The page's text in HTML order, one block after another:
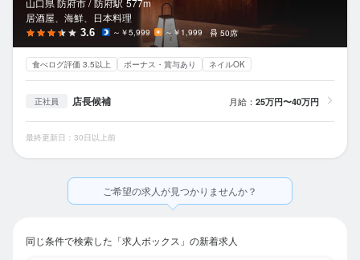
山口県 防府市 / 防府駅 577m
居酒屋、海鮮、日本料理
3.6 ～￥5,999 ～￥1,999 50席
食べログ評価 3.5以上 ボーナス・賞与あり ネイルOK
正社員 店長候補 月給： 25万円〜40万円
最終更新日：30日以上前
ご希望の求人が見つかりませんか？
同じ条件で検索した「求人ボックス」の新着求人